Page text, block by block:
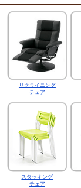
リクライニング
チェア
スタッキング
チェア